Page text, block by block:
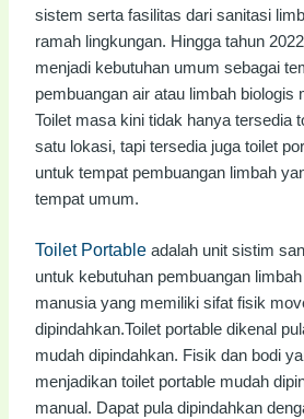
sistem serta fasilitas dari sanitasi
ramah lingkungan. Hingga tahun
menjadi kebutuhan umum sebagai
pembuangan air atau limbah biologis
Toilet masa kini tidak hanya tersedia
satu lokasi, tapi tersedia juga toilet
untuk tempat pembuangan limbah
tempat umum.
Toilet Portable adalah unit sistim
untuk kebutuhan pembuangan
manusia yang memiliki sifat fisik
dipindahkan.Toilet portable dikenal
mudah dipindahkan. Fisik dan bodi
menjadikan toilet portable mudah
manual. Dapat pula dipindahkan